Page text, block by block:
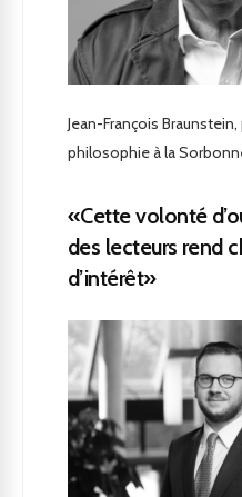
Jean-François
philosophie à la
«Cette volonté
des lecteurs rend
d’intérêt»